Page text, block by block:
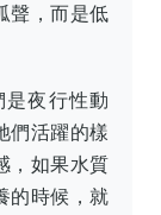
聲，而是低
夜行性動
們活躍的樣
，如果水質
的時候，就